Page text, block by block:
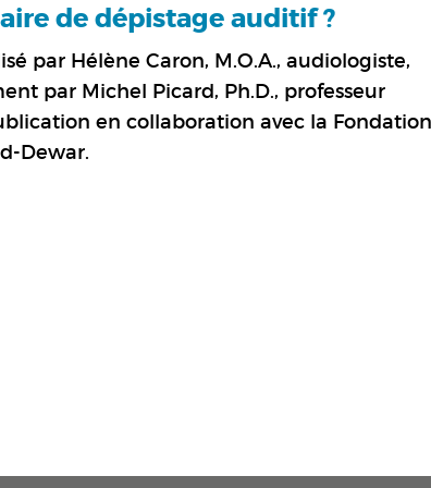
de dépistage auditif ?
par Hélène Caron, M.O.A., audiologiste,
par Michel Picard, Ph.D., professeur
en collaboration avec la Fondation
Dewar.